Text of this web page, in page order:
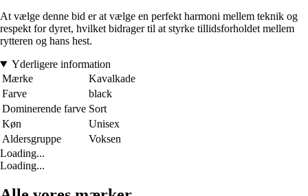
At vælge denne bid er at vælge en perfekt harmoni mellem teknik og
respekt for dyret, hvilket bidrager til at styrke tillidsforholdet mellem
rytteren og hans hest.
Yderligere information
Mærke
Kavalkade
Farve
black
Dominerende farve Sort
Køn
Unisex
Aldersgruppe
Voksen
Loading...
Loading...